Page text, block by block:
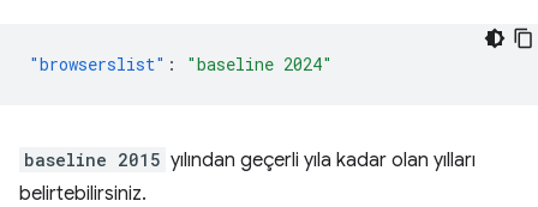
"browserslist" : "baseline 2024"
baseline 2015 yılından geçerli yıla kadar olan yılları
belirtebilirsiniz.